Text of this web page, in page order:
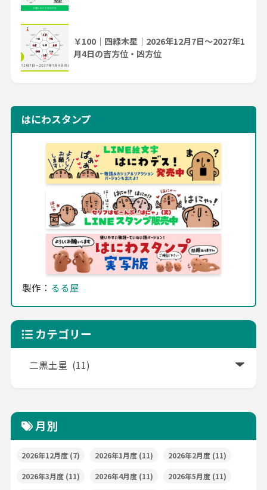
￥100｜四緑木星｜2026年12月7日～2027年1
月4日の吉方位・凶方位
はにわスタンプ
製作： るる屋
カテゴリー
月別
2026年12月度(7) 2026年1月度(11) 2026年2月度(11)
2026年3月度(11) 2026年4月度(11) 2026年5月度(11)